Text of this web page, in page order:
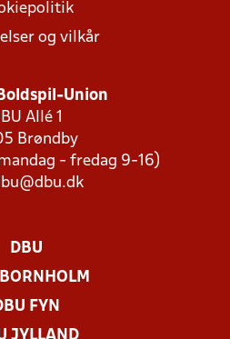
og vilkår
Union
Allé 1
Brøndby
- fredag 9-16)
DBU
FYN